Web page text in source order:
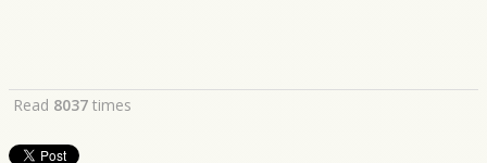
Read 8037 times